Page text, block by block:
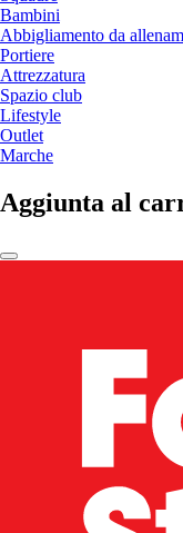
Bambini
Abbigliamento da
Portiere
Attrezzatura
Spazio club
Lifestyle
Outlet
Marche
Aggiunta al